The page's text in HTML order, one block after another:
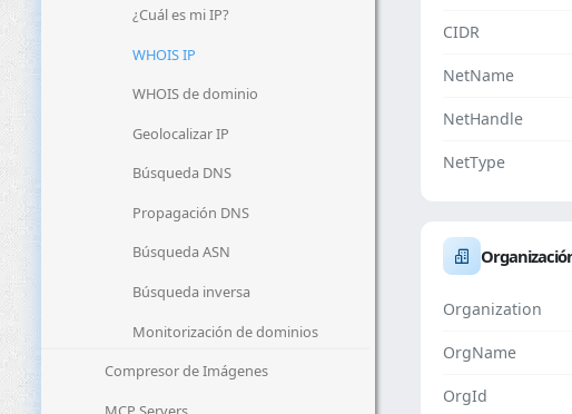
¿Cuál es mi IP?
WHOIS IP
WHOIS de dominio
Geolocalizar IP
Búsqueda DNS
Propagación DNS
Búsqueda ASN
Búsqueda inversa
Monitorización de dominios
Compresor de Imágenes
MCP Servers
CIDR
NetName
NetHandle
NetType
Organization
OrgName
OrgId